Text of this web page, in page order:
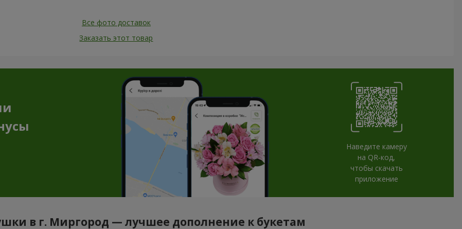
Все фото доставок
Заказать этот товар
Наведите камеру
на QR-код,
чтобы скачать
приложение
в г. Миргород — лучшее дополнение к букетам